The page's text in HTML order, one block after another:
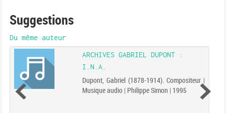
Suggestions
Du même auteur
ARCHIVES GABRIEL DUPONT :
I.N.A.
Dupont, Gabriel (1878-1914). Compositeur |
Musique audio | Philippe Simon | 1995